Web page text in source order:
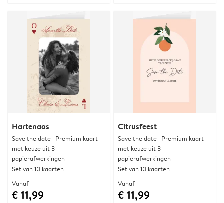
Hartenaas
Save the date | Premium kaart
met keuze uit 3
papierafwerkingen
Set van 10 kaarten
Vanaf
€ 11,99
Citrusfeest
Save the date | Premium kaart
met keuze uit 3
papierafwerkingen
Set van 10 kaarten
Vanaf
€ 11,99